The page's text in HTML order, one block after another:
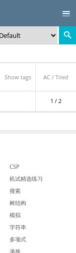
Show tags AC / Tried
1 / 2
CSP
机试精选练习
搜索
树结构
模拟
字符串
多项式
递推